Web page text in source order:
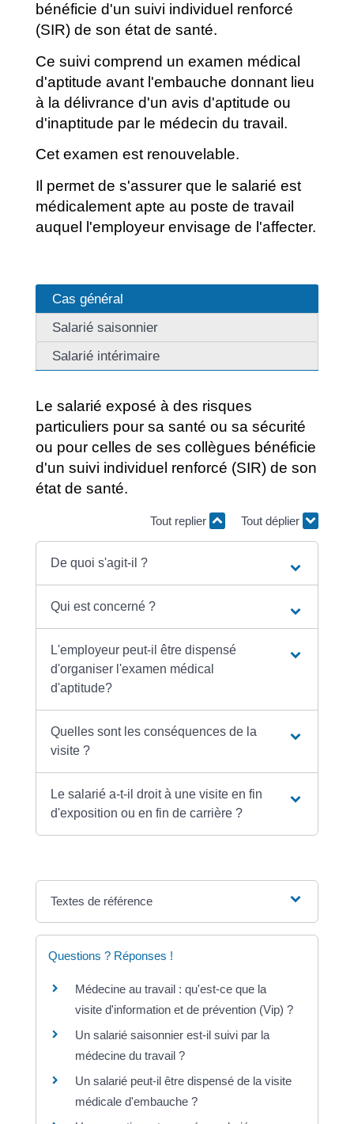
bénéficie d'un suivi individuel renforcé
(SIR) de son état de santé.
Ce suivi comprend un examen médical
d'aptitude avant l'embauche donnant lieu
à la délivrance d'un avis d'aptitude ou
d'inaptitude par le médecin du travail.
Cet examen est renouvelable.
Il permet de s'assurer que le salarié est
médicalement apte au poste de travail
auquel l'employeur envisage de l'affecter.
Cas général
Salarié saisonnier
Salarié intérimaire
Le salarié exposé à des risques
particuliers pour sa santé ou sa sécurité
ou pour celles de ses collègues bénéficie
d'un suivi individuel renforcé (SIR) de son
état de santé.
Tout replier Tout déplier
De quoi s'agit-il ?
Qui est concerné ?
L'employeur peut-il être dispensé
d'organiser l'examen médical
d'aptitude?
Quelles sont les conséquences de la
visite ?
Le salarié a-t-il droit à une visite en fin
d'exposition ou en fin de carrière ?
Textes de référence
Questions ? Réponses !
Médecine au travail : qu'est-ce que la
visite d'information et de prévention (Vip) ?
Un salarié saisonnier est-il suivi par la
médecine du travail ?
Un salarié peut-il être dispensé de la visite
médicale d'embauche ?